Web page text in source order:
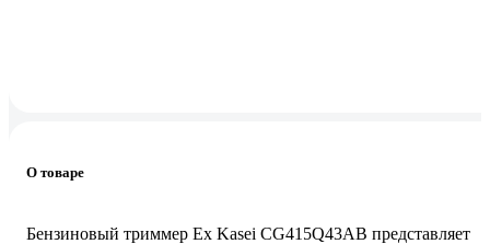
О товаре
Бензиновый триммер Ex Kasei CG415Q43AB представляет